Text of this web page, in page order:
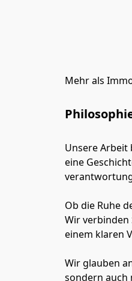
Mehr als
Unsere Arbeit
eine
Ob die Ruhe
Wir verbinden
einem klaren
Wir glauben
sondern auch